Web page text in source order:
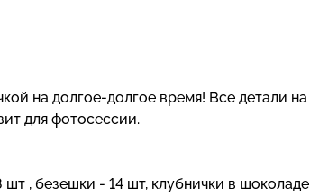
на долгое-долгое время! Все детали на
для фотосессии.
шт , безешки - 14 шт, клубнички в шоколаде